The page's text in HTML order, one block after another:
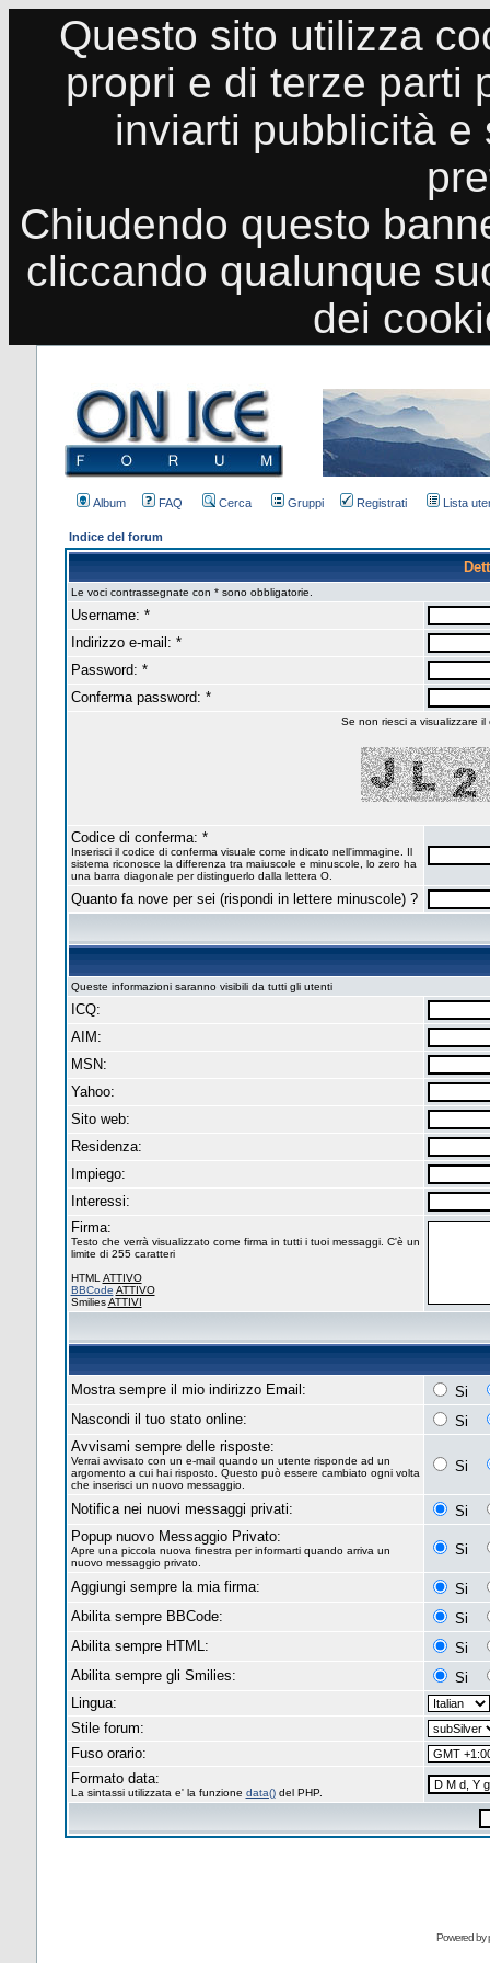
Questo sito utilizza
propri e di terze parti
inviarti pubblicità
Chiudendo questo
cliccando qualunque
dei
Album FAQ Cerca Gruppi Registrati Lista
Indice del forum
Le voci contrassegnate con * sono obbligatorie.
Username: *
Indirizzo e-mail: *
Password: *
Conferma password: *
Se non riesci a visualizzare
Codice di conferma: *
Inserisci il codice di conferma visuale come indicato nell'immagine. Il
sistema riconosce la differenza tra maiuscole e minuscole, lo zero ha
una barra diagonale per distinguerlo dalla lettera O.
Quanto fa nove per sei (rispondi in lettere minuscole) ?
Queste informazioni saranno visibili da tutti gli utenti
ICQ:
AIM:
MSN:
Yahoo:
Sito web:
Residenza:
Impiego:
Interessi:
Firma:
Testo che verrà visualizzato come firma in tutti i tuoi messaggi. C'è un
limite di 255 caratteri
HTML ATTIVO
BBCode ATTIVO
SmiliesATTIVI
Mostra sempre il mio indirizzo Email:
Si
Nascondi il tuo stato online:
Si
Avvisami sempre delle risposte:
Verrai avvisato con un e-mail quando un utente risponde ad un
argomento a cui hai risposto. Questo può essere cambiato ogni volta
che inserisci un nuovo messaggio.
Si
Notifica nei nuovi messaggi privati:
Si
Popup nuovo Messaggio Privato:
Apre una piccola nuova finestra per informarti quando arriva un
nuovo messaggio privato.
Si
Aggiungi sempre la mia firma:
Si
Abilita sempre BBCode:
Si
Abilita sempre HTML:
Si
Abilita sempre gli Smilies:
Si
Lingua:
Stile forum:
Fuso orario:
Formato data:
La sintassi utilizzata e' la funzione data()del PHP.
Powered by